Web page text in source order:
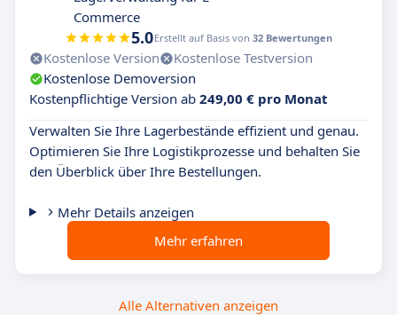
Commerce
5.0Erstellt auf Basis von 32 Bewertungen
Kostenlose Version
Kostenlose Testversion
Kostenlose Demoversion
Kostenpflichtige Version ab 249,00 € pro Monat
Verwalten Sie Ihre Lagerbestände effizient und genau.
Optimieren Sie Ihre Logistikprozesse und behalten Sie
den Überblick über Ihre Bestellungen.
Mehr Details anzeigen
Mehr erfahren
Alle Alternativen anzeigen